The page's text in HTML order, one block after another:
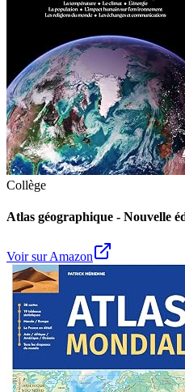
Collège
Atlas géographique - Nouvelle
Voir sur Amazon